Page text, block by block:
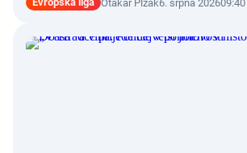
Otakar Plzák6. srpna 202609:40